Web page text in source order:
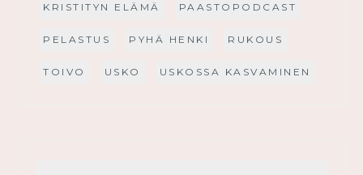
KRISTITYN ELÄMÄ PAASTOPODCAST
PELASTUS PYHÄ HENKI RUKOUS
TOIVO USKO USKOSSA KASVAMINEN